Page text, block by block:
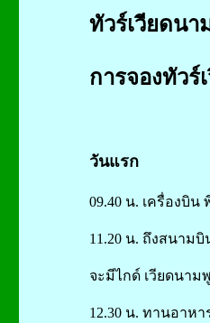
ทัวร์เวียดนา
การจองทัวร์
วันแรก
09.40 น. เครื่องบิ
11.20 น. ถึงสนาม
จะมีไกด์ เวียดนา
12.30 น. ทานอาหา